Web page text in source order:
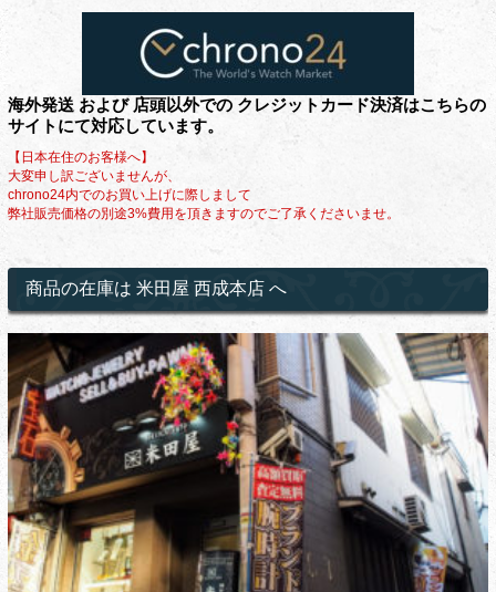
海外発送 および 店頭以外での クレジットカード決済はこちらの
サイトにて対応しています。
【日本在住のお客様へ】
大変申し訳ございませんが、
chrono24内でのお買い上げに際しまして
弊社販売価格の別途3%費用を頂きますのでご了承くださいませ。
商品の在庫は 米田屋 西成本店 へ